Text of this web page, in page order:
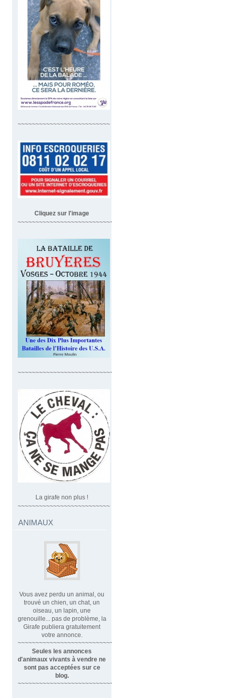
~~~~~~~~~~~~~~~~~~~~~~~~~~
Cliquez sur l'image
~~~~~~~~~~~~~~~~~~~~~~~~~~~~~~~~~~~~
~~~~~~~~~~~~~~~~~~~~~~~~~~~~
La girafe non plus !
~~~~~~~~~~~~~~~~~~~~~~~~~~
ANIMAUX
Vous avez perdu un animal, ou
trouvé un chien, un chat, un
oiseau, un lapin, une
grenouille... pas de problème, la
Girafe publiera gratuitement
votre annonce.
~~~~~~~~~~~~~~~~~~~~~~~~~~~~
Seules les annonces
d'animaux vivants à vendre ne
sont pas acceptées sur ce
blog.
~~~~~~~~~~~~~~~~~~~~~~~~~~~~~~